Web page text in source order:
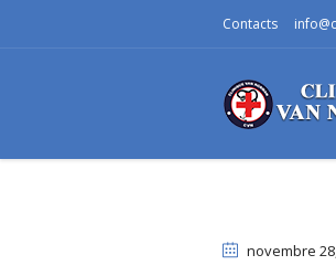
Contacts
novembre 28